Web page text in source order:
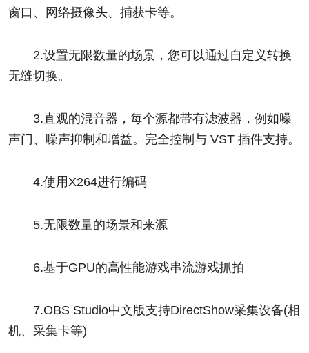
窗口、网络摄像头、捕获卡等。
2.设置无限数量的场景，您可以通过自定义转换
无缝切换。
3.直观的混音器，每个源都带有滤波器，例如噪
声门、噪声抑制和增益。完全控制与 VST 插件支持。
4.使用X264进行编码
5.无限数量的场景和来源
6.基于GPU的高性能游戏串流游戏抓拍
7.OBS Studio中文版支持DirectShow采集设备(相
机、采集卡等)